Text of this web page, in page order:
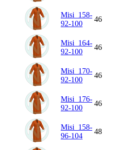
Misi_158-
92-100
46
Misi_164-
92-100
46
Misi_170-
92-100
46
Misi_176-
92-100
46
Misi_158-
96-104
48